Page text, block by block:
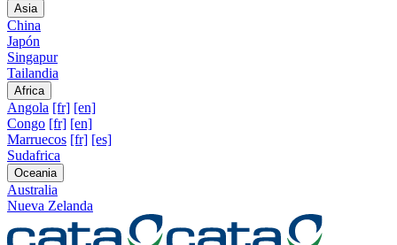
Asia
China
Japón
Singapur
Tailandia
Africa
Angola [fr] [en]
Congo [fr] [en]
Marruecos [fr] [es]
Sudafrica
Oceania
Australia
Nueva Zelanda